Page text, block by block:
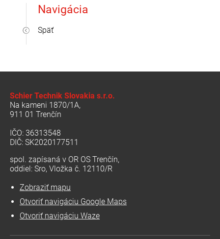
Navigácia
Späť
Schier Technik Slovakia s.r.o.
Na kameni 1870/1A,
911 01 Trenčín
IČO: 36313548
DIČ: SK2020177511
spol. zapísaná v OR OS Trenčín,
oddiel: Sro, Vložka č. 12110/R
Zobraziť mapu
Otvoriť navigáciu Google Maps
Otvoriť navigáciu Waze